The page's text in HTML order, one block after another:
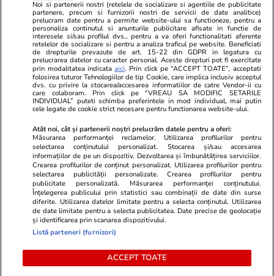
Viva.ro
Ultima oră! Ce răsturnare de situație în acest
moment și ce cuvinte! Traian Băsescu: ”Ilie
Bolojan a...”
Unica.ro
Nu și ei! S-au
căsnicie! Cei doi
secret. Nimeni
motiv al
© 2026 Ringier Romania. Toate drepturile rezervate
Actualizare preferințe cookies
Noi si partenerii nostri (retelele de socializare si agentiile de publicitate
partenere, precum si furnizorii nostri de servicii de date analitice)
prelucram date pentru a permite website-ului sa functioneze, pentru a
personaliza continutul si anunturile publicitare afisate in functie de
interesele si/sau profilul dvs., pentru a va oferi functionalitati aferente
retelelor de socializare si pentru a analiza traficul pe website. Beneficiati
de drepturile prevazute de art. 15-22 din GDPR in legatura cu
prelucrarea datelor cu caracter personal. Aceste drepturi pot fi exercitate
prin modalitatea indicataaici. Prin click pe “ACCEPT TOATE”, acceptati
folosirea tuturor Tehnologiilor de tip Cookie, care implica inclusiv acceptul
dvs. cu privire la stocarea/accesarea informatiilor de catre Vendor-ii cu
care colaboram. Prin click pe “VREAU SA MODIFIC SETARILE
INDIVIDUAL” puteti schimba preferintele in mod individual, mai putin
cele legate de cookie strict necesare pentru functionarea website-ului.
Atât noi, cât și partenerii noștri prelucrăm datele pentru a oferi:
Măsurarea performanței reclamelor. Utilizarea profilurilor pentru
selectarea conținutului personalizat. Stocarea și/sau accesarea
informațiilor de pe un dispozitiv. Dezvoltarea și îmbunătățirea serviciilor.
Crearea profilurilor de conținut personalizat. Utilizarea profilurilor pentru
selectarea publicității personalizate. Crearea profilurilor pentru
publicitate personalizată. Măsurarea performanței conținutului.
Înțelegerea publicului prin statistici sau combinații de date din surse
diferite. Utilizarea datelor limitate pentru a selecta conținutul. Utilizarea
de date limitate pentru a selecta publicitatea. Date precise de geolocație
și identificarea prin scanarea dispozitivului.
Listă parteneri (furnizori)
ACCEPT TOATE